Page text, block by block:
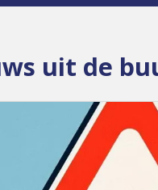
uit de